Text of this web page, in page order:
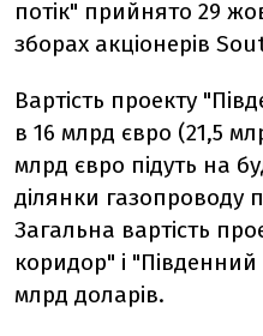
потік" прийнято 29
зборах акціонерів
Вартість проекту
в 16 млрд євро (21,5
млрд євро підуть на
ділянки газопроводу
Загальна вартість
коридор" і
млрд доларів.